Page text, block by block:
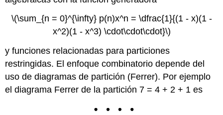
\(\sum_{n = 0}^{\infty} p(n)x^n = \dfrac{1}{(1 - x)(1 -
x^2)(1 - x^3) \cdot\cdot\cdot}\)
y funciones relacionadas para particiones
restringidas. El enfoque combinatorio depende del
uso de diagramas de partición (Ferrer). Por ejemplo
el diagrama Ferrer de la partición 7 = 4 + 2 + 1 es